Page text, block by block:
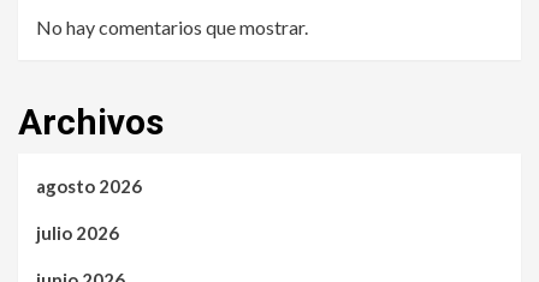
No hay comentarios que mostrar.
Archivos
agosto 2026
julio 2026